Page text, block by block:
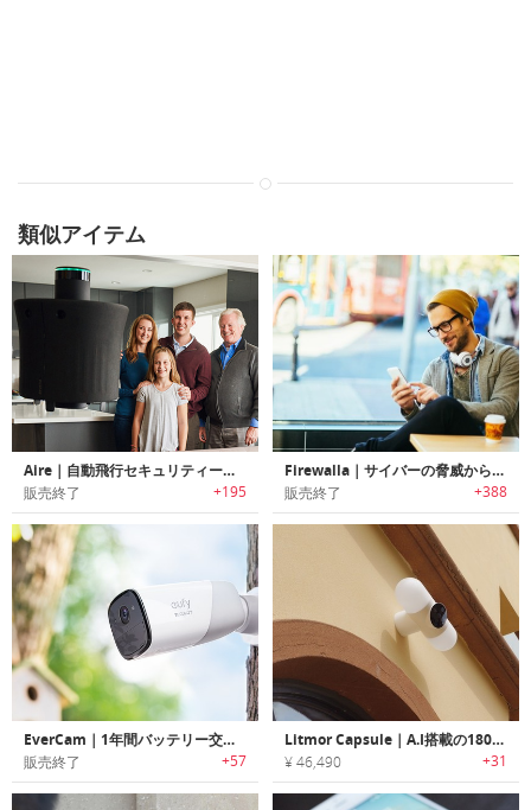
類似アイテム
Aire｜自動飛行セキュリティードローン「エアー」
販売終了 +195
Firewalla｜サイバーの脅威から家族を守るサイバーセキュリティデバイス「ファイアーウォーラ」
販売終了 +388
EverCam｜1年間バッテリー交換不要のワイヤレスセキュリティーカメラ「エバーカム」
販売終了 +57
Litmor Capsule｜A.I搭載の180°セキュリティカメラ「リットモーカプセル」
¥ 46,490 +31